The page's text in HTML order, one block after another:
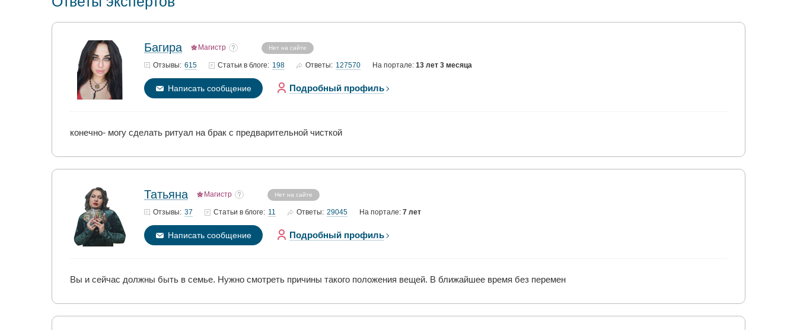
Багира Магистр Нет на сайте
Отзывы: 615 Статьи в блоге: 198 Ответы: 127570 На портале: 13 лет 3 месяца
Написать сообщение Подробный профиль
конечно- могу сделать ритуал на брак с предварительной чисткой
Татьяна Магистр Нет на сайте
Отзывы: 37 Статьи в блоге: 11 Ответы: 29045 На портале: 7 лет
Написать сообщение Подробный профиль
Вы и сейчас должны быть в семье. Нужно смотреть причины такого положения вещей. В ближайшее время без перемен